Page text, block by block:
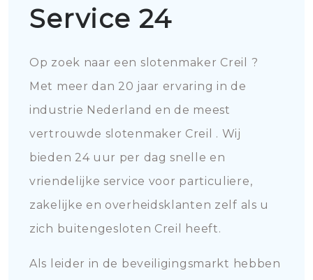
Service 24
Op zoek naar een slotenmaker Creil ?
Met meer dan 20 jaar ervaring in de
industrie Nederland en de meest
vertrouwde slotenmaker Creil . Wij
bieden 24 uur per dag snelle en
vriendelijke service voor particuliere,
zakelijke en overheidsklanten zelf als u
zich buitengesloten Creil heeft.
Als leider in de beveiligingsmarkt hebben